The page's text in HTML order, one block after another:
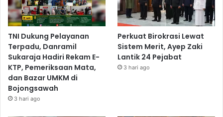
TNI Dukung Pelayanan
Terpadu, Danramil
Sukaraja Hadiri Rekam E-
KTP, Pemeriksaan Mata,
dan Bazar UMKM di
Bojongsawah
3 hari ago
Perkuat Birokrasi Lewat
Sistem Merit, Ayep Zaki
Lantik 24 Pejabat
3 hari ago